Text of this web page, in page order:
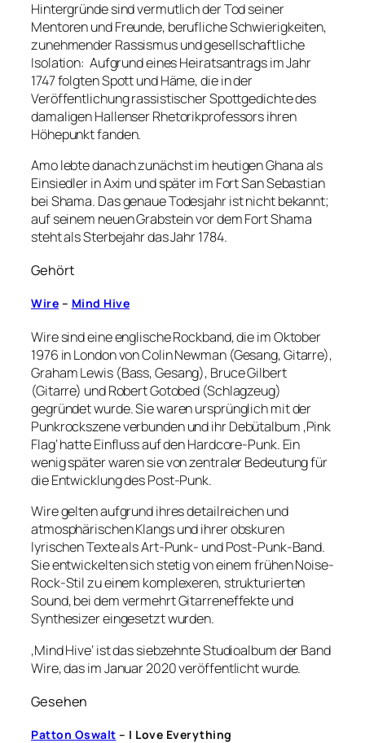
Hintergründe sind vermutlich der Tod seiner
Mentoren und Freunde, berufliche Schwierigkeiten,
zunehmender Rassismus und gesellschaftliche
Isolation: Aufgrund eines Heiratsantrags im Jahr
1747 folgten Spott und Häme, die in der
Veröffentlichung rassistischer Spottgedichte des
damaligen Hallenser Rhetorikprofessors ihren
Höhepunkt fanden.
Amo lebte danach zunächst im heutigen Ghana als
Einsiedler in Axim und später im Fort San Sebastian
bei Shama. Das genaue Todesjahr ist nicht bekannt;
auf seinem neuen Grabstein vor dem Fort Shama
steht als Sterbejahr das Jahr 1784.
Gehört
Wire – Mind Hive
Wire sind eine englische Rockband, die im Oktober
1976 in London von Colin Newman (Gesang, Gitarre),
Graham Lewis (Bass, Gesang), Bruce Gilbert
(Gitarre) und Robert Gotobed (Schlagzeug)
gegründet wurde. Sie waren ursprünglich mit der
Punkrockszene verbunden und ihr Debütalbum ‚Pink
Flag‘ hatte Einfluss auf den Hardcore-Punk. Ein
wenig später waren sie von zentraler Bedeutung für
die Entwicklung des Post-Punk.
Wire gelten aufgrund ihres detailreichen und
atmosphärischen Klangs und ihrer obskuren
lyrischen Texte als Art-Punk- und Post-Punk-Band.
Sie entwickelten sich stetig von einem frühen Noise-
Rock-Stil zu einem komplexeren, strukturierten
Sound, bei dem vermehrt Gitarreneffekte und
Synthesizer eingesetzt wurden.
‚Mind Hive‘ ist das siebzehnte Studioalbum der Band
Wire, das im Januar 2020 veröffentlicht wurde.
Gesehen
Patton Oswalt – I Love Everything